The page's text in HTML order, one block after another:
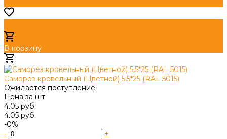
В корзину
Саморез кровельный (Цветной) 5,5*25 (RAL 5015)
Ожидается поступление
Цена за шт
4.05 руб.
4.05 руб.
-0%
-
+